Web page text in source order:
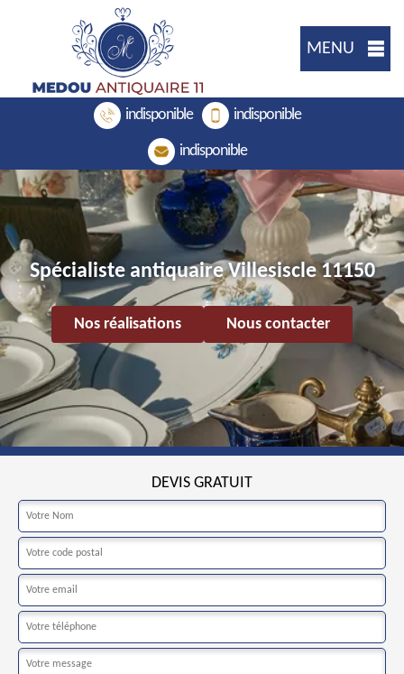
MENU
indisponible indisponible
indisponible
Spécialiste antiquaire Villesiscle 11150
Nos réalisations Nous contacter
DEVIS GRATUIT